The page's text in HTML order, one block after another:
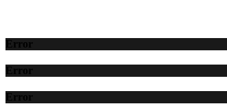
Error
Error
Error